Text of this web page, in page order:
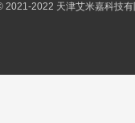
2021-2022 天津艾米嘉科技